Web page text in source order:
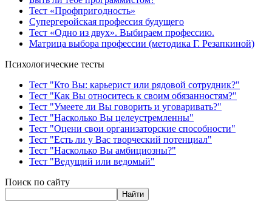
Тест «Профпригодность»
Супергеройская профессия будущего
Тест «Одно из двух». Выбираем профессию.
Матрица выбора профессии (методика Г. Резапкиной)
Психологические тесты
Тест "Кто Вы: карьерист или рядовой сотрудник?"
Тест "Как Вы относитесь к своим обязанностям?"
Тест "Умеете ли Вы говорить и уговаривать?"
Тест "Насколько Вы целеустремленны"
Тест "Оцени свои организаторские способности"
Тест "Есть ли у Вас творческий потенциал"
Тест "Насколько Вы амбициозны?"
Тест "Ведущий или ведомый"
Поиск по сайту
Найти